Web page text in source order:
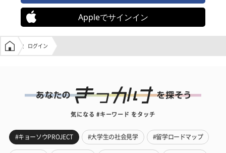
Appleでサインイン
学生の窓口トップ
ログイン
気になる #キーワード をタッチ
#キョーソウPROJECT #大学生の社会見学 #留学ロードマップ